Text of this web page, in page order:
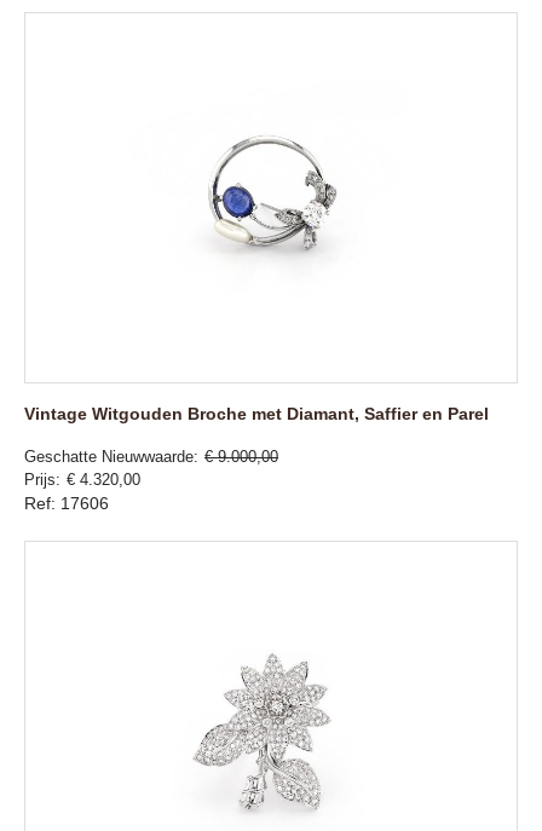
Vintage Witgouden Broche met Diamant, Saffier en Parel
Geschatte Nieuwwaarde € 9.000,00
Prijs
€ 4.320,00
Ref: 17606